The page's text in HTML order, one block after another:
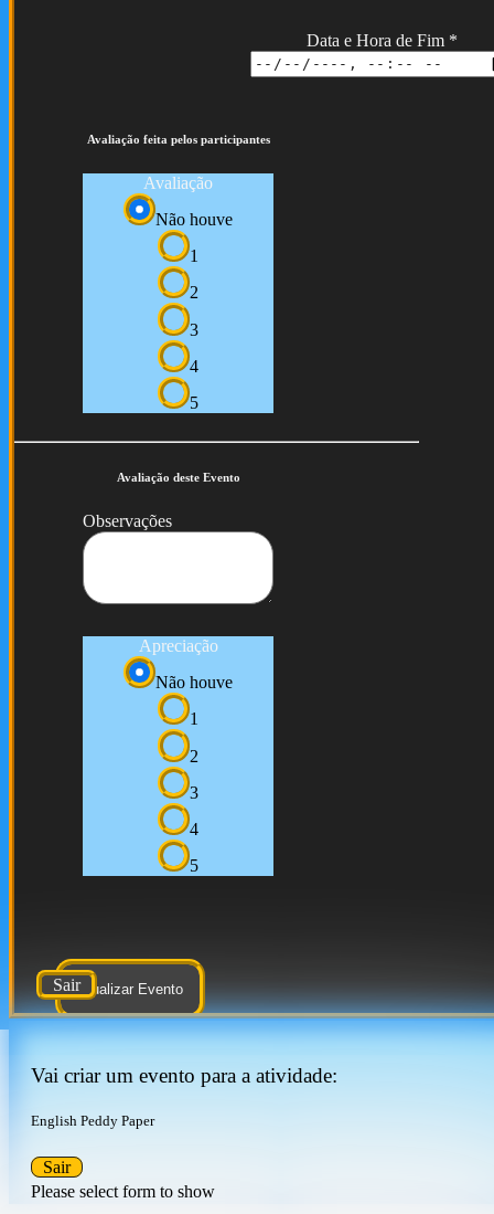
Data e Hora de Fim *
Avaliação feita pelos participantes
Avaliação
Não houve
1
2
3
4
5
Avaliação deste Evento
Observações
Apreciação
Não houve
1
2
3
4
5
Atualizar Evento
Sair
Vai criar um evento para a atividade:
English Peddy Paper
Please select form to show
Sair